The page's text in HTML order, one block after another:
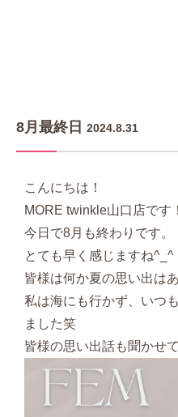
8月最終日 2024.8.31
こんにちは！
MORE twinkle山口店です！
今日で8月も終わりです。
とても早く感じますね^_^
皆様は何か夏の思い出は
私は海にも行かず、いつ
ました笑
皆様の思い出話も聞かせ